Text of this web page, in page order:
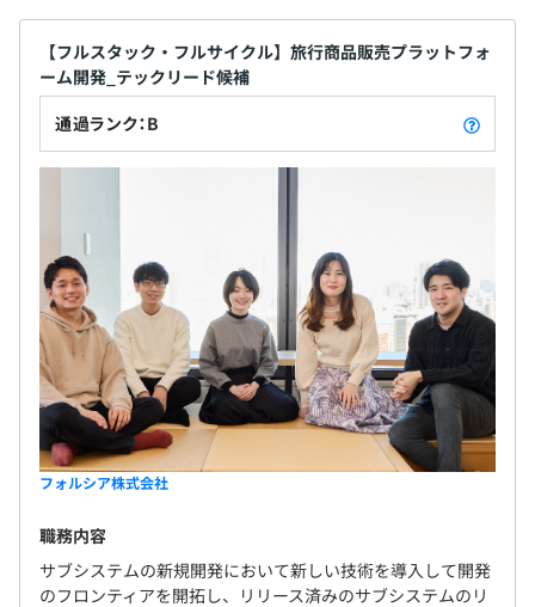
【フルスタック・フルサイクル】旅行商品販売プラットフォ
ーム開発_テックリード候補
通過ランク：B
フォルシア株式会社
職務内容
サブシステムの新規開発において新しい技術を導入して開発
のフロンティアを開拓し、リリース済みのサブシステムのリ